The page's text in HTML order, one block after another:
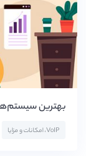
بهترین
VoIP، امکانات و مزایا